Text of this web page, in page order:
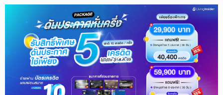
ติดต่อ